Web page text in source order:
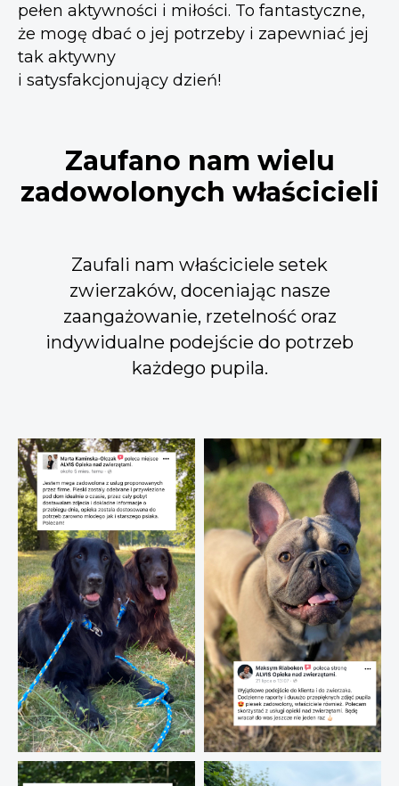
pełen aktywności i miłości. To fantastyczne,
że mogę dbać o jej potrzeby i zapewniać jej
tak aktywny
i satysfakcjonujący dzień!
Zaufano nam wielu
zadowolonych właścicieli
Zaufali nam właściciele setek
zwierzaków, doceniając nasze
zaangażowanie, rzetelność oraz
indywidualne podejście do potrzeb
każdego pupila.